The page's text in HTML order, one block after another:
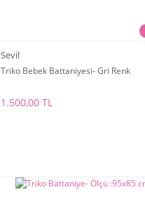
Sevil
Triko Bebek Battaniyesi- Gri Renk
1.500,00 TL